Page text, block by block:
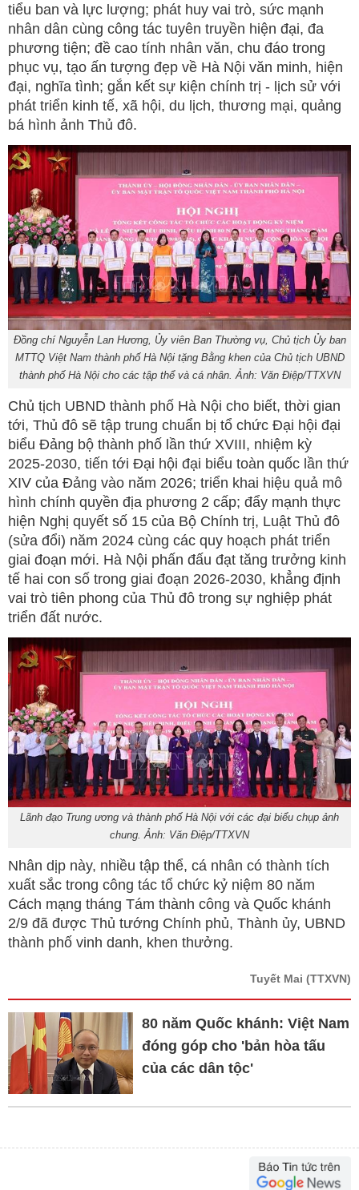
tiểu ban và lực lượng; phát huy vai trò, sức mạnh
nhân dân cùng công tác tuyên truyền hiện đại, đa
phương tiện; đề cao tính nhân văn, chu đáo trong
phục vụ, tạo ấn tượng đẹp về Hà Nội văn minh, hiện
đại, nghĩa tình; gắn kết sự kiện chính trị - lịch sử với
phát triển kinh tế, xã hội, du lịch, thương mại, quảng
bá hình ảnh Thủ đô.
Đồng chí Nguyễn Lan Hương, Ủy viên Ban Thường vụ, Chủ tịch Ủy ban
MTTQ Việt Nam thành phố Hà Nội tặng Bằng khen của Chủ tịch UBND
thành phố Hà Nội cho các tập thể và cá nhân. Ảnh: Văn Điệp/TTXVN
Chủ tịch UBND thành phố Hà Nội cho biết, thời gian
tới, Thủ đô sẽ tập trung chuẩn bị tổ chức Đại hội đại
biểu Đảng bộ thành phố lần thứ XVIII, nhiệm kỳ
2025-2030, tiến tới Đại hội đại biểu toàn quốc lần thứ
XIV của Đảng vào năm 2026; triển khai hiệu quả mô
hình chính quyền địa phương 2 cấp; đẩy mạnh thực
hiện Nghị quyết số 15 của Bộ Chính trị, Luật Thủ đô
(sửa đổi) năm 2024 cùng các quy hoạch phát triển
giai đoạn mới. Hà Nội phấn đấu đạt tăng trưởng kinh
tế hai con số trong giai đoạn 2026-2030, khẳng định
vai trò tiên phong của Thủ đô trong sự nghiệp phát
triển đất nước.
Lãnh đạo Trung ương và thành phố Hà Nội với các đại biểu chụp ảnh
chung. Ảnh: Văn Điệp/TTXVN
Nhân dịp này, nhiều tập thể, cá nhân có thành tích
xuất sắc trong công tác tổ chức kỷ niệm 80 năm
Cách mạng tháng Tám thành công và Quốc khánh
2/9 đã được Thủ tướng Chính phủ, Thành ủy, UBND
thành phố vinh danh, khen thưởng.
Tuyết Mai (TTXVN)
80 năm Quốc khánh: Việt Nam
đóng góp cho 'bản hòa tấu
của các dân tộc'